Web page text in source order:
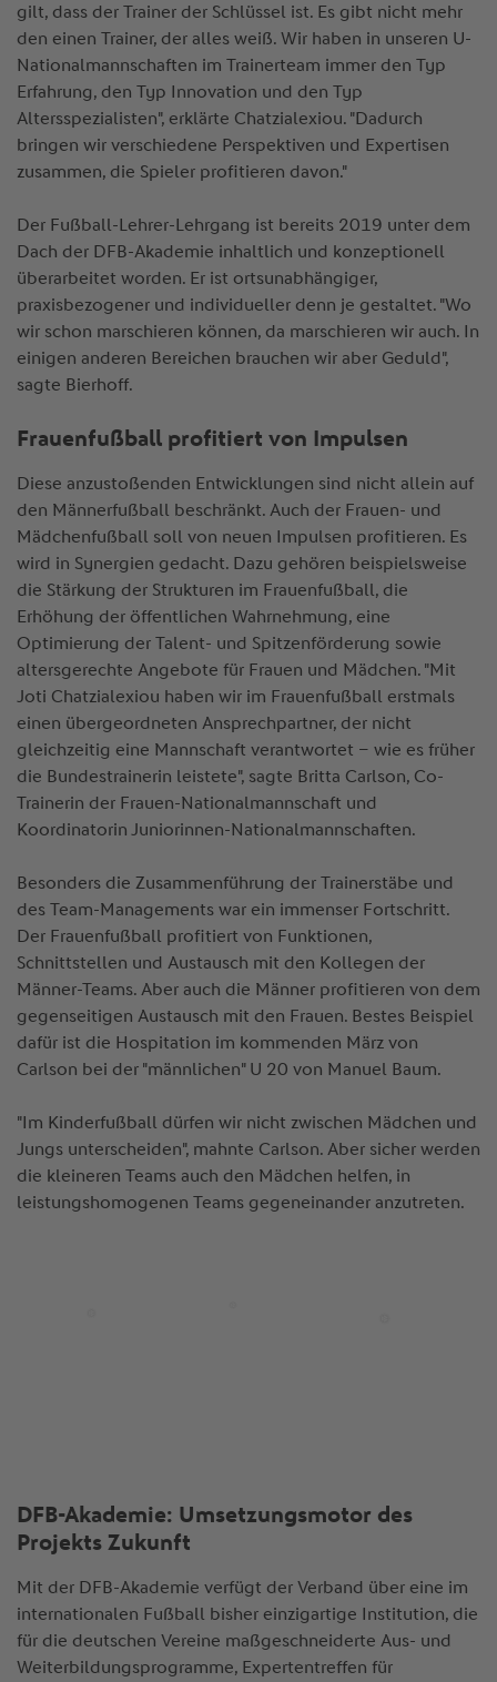
gilt, dass der Trainer der Schlüssel ist. Es gibt nicht mehr
den einen Trainer, der alles weiß. Wir haben in unseren U-
Nationalmannschaften im Trainerteam immer den Typ
Erfahrung, den Typ Innovation und den Typ
Altersspezialisten", erklärte Chatzialexiou. "Dadurch
bringen wir verschiedene Perspektiven und Expertisen
zusammen, die Spieler profitieren davon."
Der Fußball-Lehrer-Lehrgang ist bereits 2019 unter dem
Dach der DFB-Akademie inhaltlich und konzeptionell
überarbeitet worden. Er ist ortsunabhängiger,
praxisbezogener und individueller denn je gestaltet. "Wo
wir schon marschieren können, da marschieren wir auch. In
einigen anderen Bereichen brauchen wir aber Geduld",
sagte Bierhoff.
Frauenfußball profitiert von Impulsen
Diese anzustoßenden Entwicklungen sind nicht allein auf
den Männerfußball beschränkt. Auch der Frauen- und
Mädchenfußball soll von neuen Impulsen profitieren. Es
wird in Synergien gedacht. Dazu gehören beispielsweise
die Stärkung der Strukturen im Frauenfußball, die
Erhöhung der öffentlichen Wahrnehmung, eine
Optimierung der Talent- und Spitzenförderung sowie
altersgerechte Angebote für Frauen und Mädchen. "Mit
Joti Chatzialexiou haben wir im Frauenfußball erstmals
einen übergeordneten Ansprechpartner, der nicht
gleichzeitig eine Mannschaft verantwortet – wie es früher
die Bundestrainerin leistete", sagte Britta Carlson, Co-
Trainerin der Frauen-Nationalmannschaft und
Koordinatorin Juniorinnen-Nationalmannschaften.
Besonders die Zusammenführung der Trainerstäbe und
des Team-Managements war ein immenser Fortschritt.
Der Frauenfußball profitiert von Funktionen,
Schnittstellen und Austausch mit den Kollegen der
Männer-Teams. Aber auch die Männer profitieren von dem
gegenseitigen Austausch mit den Frauen. Bestes Beispiel
dafür ist die Hospitation im kommenden März von
Carlson bei der "männlichen" U 20 von Manuel Baum.
"Im Kinderfußball dürfen wir nicht zwischen Mädchen und
Jungs unterscheiden", mahnte Carlson. Aber sicher werden
die kleineren Teams auch den Mädchen helfen, in
leistungshomogenen Teams gegeneinander anzutreten.
DFB-Akademie: Umsetzungsmotor des
Projekts Zukunft
Mit der DFB-Akademie verfügt der Verband über eine im
internationalen Fußball bisher einzigartige Institution, die
für die deutschen Vereine maßgeschneiderte Aus- und
Weiterbildungsprogramme, Expertentreffen für